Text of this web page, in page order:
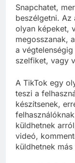
Snapchatet,
beszélgetni. Az
olyan képeket,
megosszanak,
a
szelfiket, vagy
A TikTok egy
teszi a
készítsenek,
küldhetnek
videó,
küldhetnek